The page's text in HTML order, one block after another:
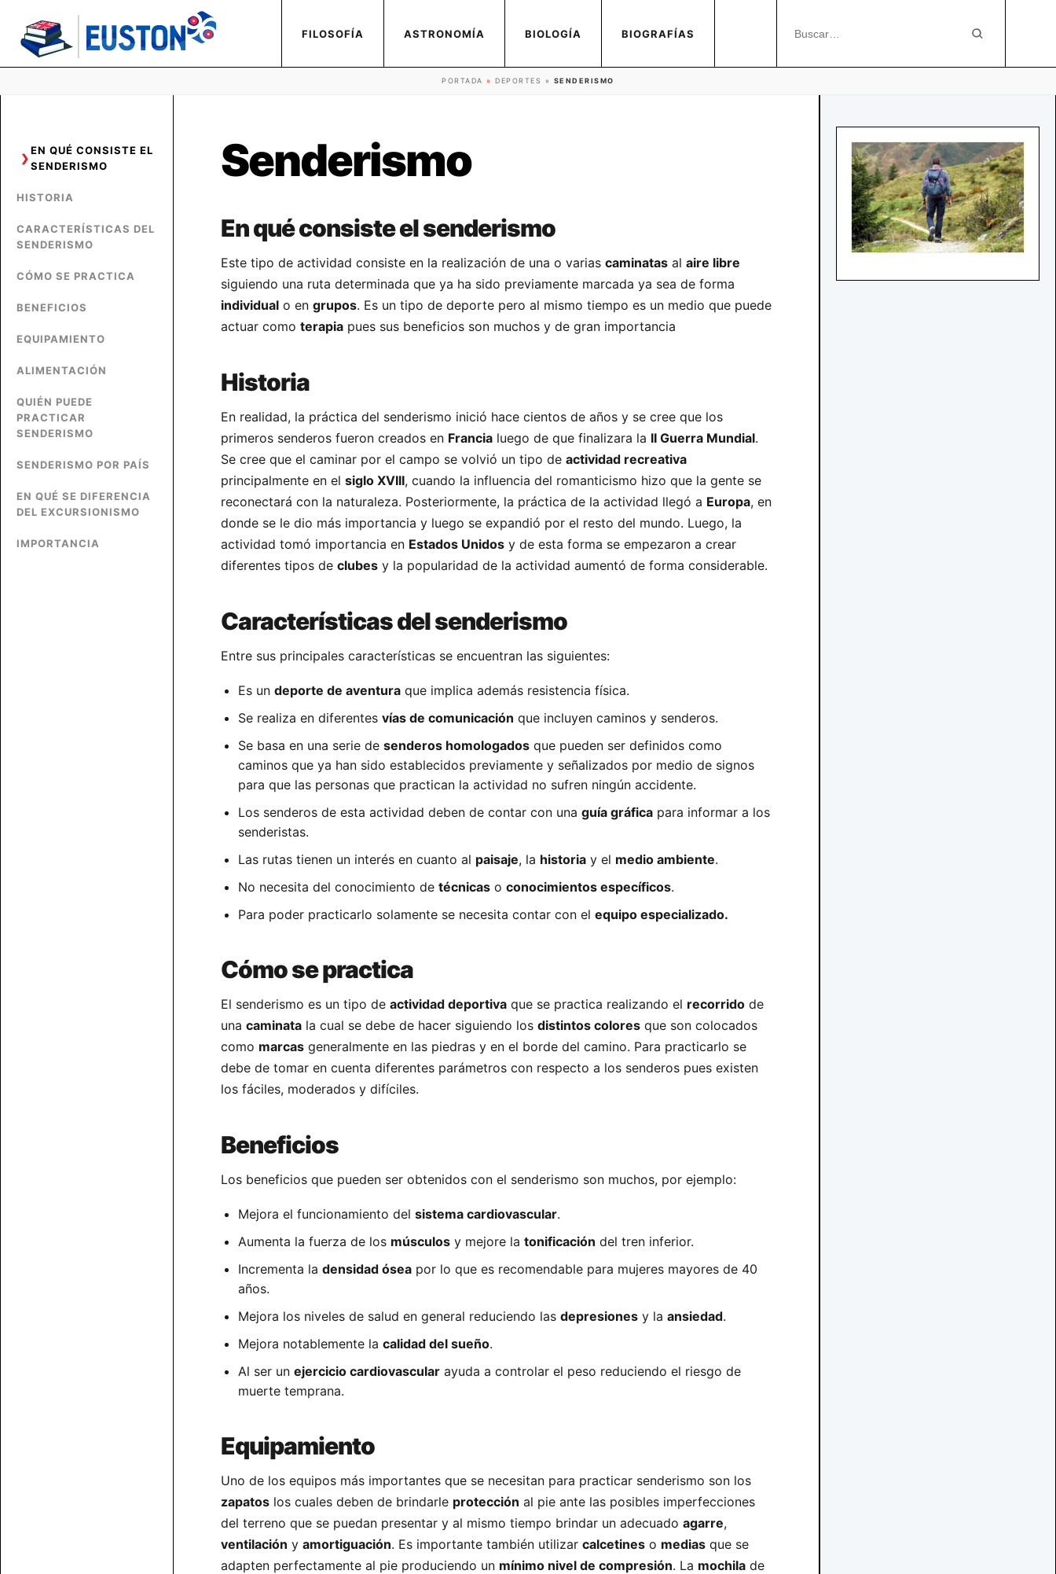
FILOSOFÍA ASTRONOMÍA BIOLOGÍA BIOGRAFÍAS
PORTADA »DEPORTES » SENDERISMO
EN QUÉ CONSISTE EL
SENDERISMO
HISTORIA
CARACTERÍSTICAS DEL
SENDERISMO
CÓMO SE PRACTICA
BENEFICIOS
EQUIPAMIENTO
ALIMENTACIÓN
QUIÉN PUEDE
PRACTICAR
SENDERISMO
SENDERISMO POR PAÍS
EN QUÉ SE DIFERENCIA
DEL EXCURSIONISMO
IMPORTANCIA
Senderismo
En qué consiste el senderismo
Este tipo de actividad consiste en la realización de una o varias caminatas al aire libre
siguiendo una ruta determinada que ya ha sido previamente marcada ya sea de forma
individual o en grupos. Es un tipo de deporte pero al mismo tiempo es un medio que puede
actuar como terapia pues sus beneficios son muchos y de gran importancia
Historia
En realidad, la práctica del senderismo inició hace cientos de años y se cree que los
primeros senderos fueron creados en Francia luego de que finalizara la II Guerra Mundial.
Se cree que el caminar por el campo se volvió un tipo de actividad recreativa
principalmente en el siglo XVIII, cuando la influencia del romanticismo hizo que la gente se
reconectará con la naturaleza. Posteriormente, la práctica de la actividad llegó a Europa, en
donde se le dio más importancia y luego se expandió por el resto del mundo. Luego, la
actividad tomó importancia en Estados Unidos y de esta forma se empezaron a crear
diferentes tipos de clubes y la popularidad de la actividad aumentó de forma considerable.
Características del senderismo
Entre sus principales características se encuentran las siguientes:
Es un deporte de aventura que implica además resistencia física.
Se realiza en diferentes vías de comunicación que incluyen caminos y senderos.
Se basa en una serie de senderos homologados que pueden ser definidos como
caminos que ya han sido establecidos previamente y señalizados por medio de signos
para que las personas que practican la actividad no sufren ningún accidente.
Los senderos de esta actividad deben de contar con una guía gráfica para informar a los
senderistas.
Las rutas tienen un interés en cuanto al paisaje, la historia y el medio ambiente.
No necesita del conocimiento de técnicas o conocimientos específicos.
Para poder practicarlo solamente se necesita contar con el equipo especializado.
Cómo se practica
El senderismo es un tipo de actividad deportiva que se practica realizando el recorrido de
una caminata la cual se debe de hacer siguiendo los distintos colores que son colocados
como marcas generalmente en las piedras y en el borde del camino. Para practicarlo se
debe de tomar en cuenta diferentes parámetros con respecto a los senderos pues existen
los fáciles, moderados y difíciles.
Beneficios
Los beneficios que pueden ser obtenidos con el senderismo son muchos, por ejemplo:
Mejora el funcionamiento del sistema cardiovascular.
Aumenta la fuerza de los músculos y mejore la tonificación del tren inferior.
Incrementa la densidad ósea por lo que es recomendable para mujeres mayores de 40
años.
Mejora los niveles de salud en general reduciendo las depresiones y la ansiedad.
Mejora notablemente la calidad del sueño.
Al ser un ejercicio cardiovascular ayuda a controlar el peso reduciendo el riesgo de
muerte temprana.
Equipamiento
Uno de los equipos más importantes que se necesitan para practicar senderismo son los
zapatos los cuales deben de brindarle protección al pie ante las posibles imperfecciones
del terreno que se puedan presentar y al mismo tiempo brindar un adecuado agarre,
ventilación y amortiguación. Es importante también utilizar calcetines o medias que se
adapten perfectamente al pie produciendo un mínimo nivel de compresión. La mochila de